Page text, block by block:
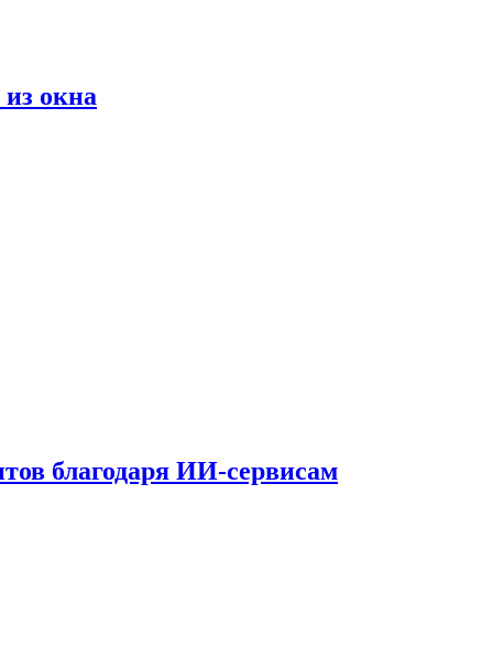
окна
благодаря ИИ-сервисам